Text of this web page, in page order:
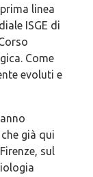
linea
ISGE di
Come
evoluti e
già qui
sul